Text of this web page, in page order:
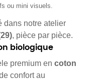
ou mini visuels.
dans notre atelier
, pièce par pièce.
biologique
premium encoton
confort au